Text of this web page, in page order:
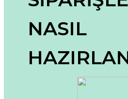
Ürün resmi kalitesiz, bozuk veya
Ürün açıklamasında eksik bilgiler
Ürün fiyatı diğer sitelerden daha
Bu ürüne benzer farklı alternatifler
NASIL